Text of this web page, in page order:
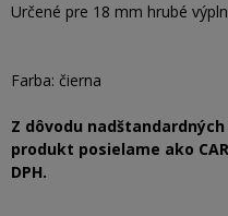
Určené pre 18 mm hrubé
Farba: čierna
Z dôvodu
produkt posielame ako
DPH.